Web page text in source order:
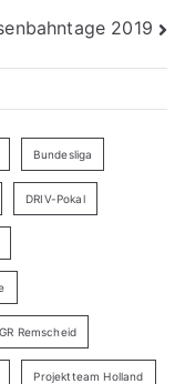
2019
Bundesliga
DRIV-Pokal
Remscheid
Projektteam Holland